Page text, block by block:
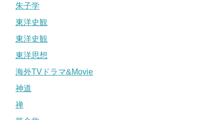
朱子学
東洋史観
東洋史観
東洋思想
海外TVドラマ&Movie
神道
禅